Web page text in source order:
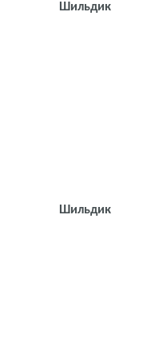
Шильдик
Шильдик